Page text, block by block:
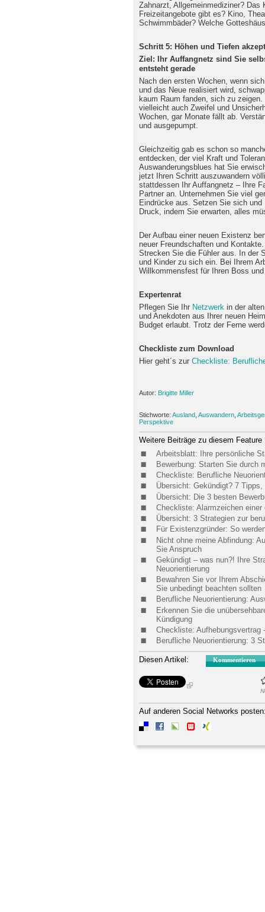
Zahnarzt, Allgemeinmediziner? Das
Freizeitangebote gibt es? Kino,
Schwimmbäder? Welche
Schritt 5: Höhen und Tiefen
Ziel: Ihr Auffangnetz sind Sie
entsteht gerade
Nach den ersten Wochen, wenn
und das Neue realisiert wird,
kaum Raum fanden, sich zu
vielleicht auch Zweifel und
Wochen, gar Monate fällt ab.
und ausgepumpt.
Gleichzeitig gab es schon so
entdecken, der viel Kraft und
Auswanderungsblues hat Sie
jetzt Ihren Schritt auszuwandern
stattdessen Ihr Auffangnetz – Ihre
Partner an. Unternehmen Sie viel
Eindrücke aus. Setzen Sie sich
Druck, indem Sie erwarten, alles
Der Aufbau einer neuen Existenz
neuer Freundschaften und
Strecken Sie die Fühler aus. In der
und Kinder zu sich ein. Bei Ihrem
Willkommensfest für Ihren Boss
Expertenrat
Pflegen Sie Ihr Netzwerk in der
und Anekdoten aus Ihrer neuen
Budget erlaubt. Trotz der Ferne
Checkliste zum Download
Hier geht´s zur Checkliste:
Autor: Brigitte Miller
Stichworte: Ausland Auswandern
Perspektive
Weitere Beiträge zu diesem Feature
Arbeitsblatt: Ihre persönliche
Bewerbung: Starten Sie durch
Checkliste: Berufliche
Übersicht: Gekündigt? 7
Übersicht: Die 3 besten
Checkliste: Alarmzeichen einer
Übersicht: 3 Strategien zur
Für Existenzgründer: So
Nicht ohne meine Abfindung:
Sie Anspruch
Gekündigt – was nun?! Ihre
Neuorientierung
Bewahren Sie vor Ihrem
Sie unbedingt beachten sollten
Berufliche Neuorientierung:
Erkennen Sie die
Kündigung
Checkliste: Aufhebungsvertrag
Berufliche Neuorientierung: 3
Diesen Artikel: Kommentieren
Auf anderen Social Networks